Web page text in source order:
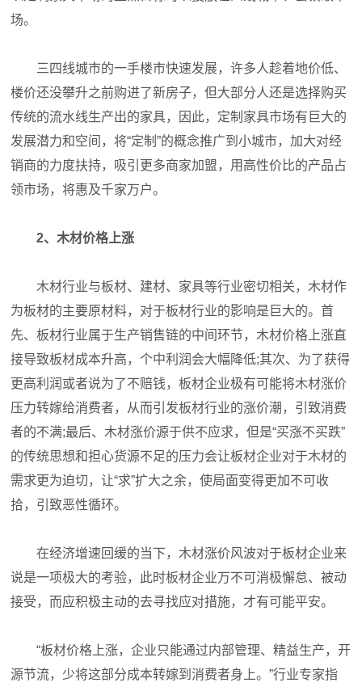
场。
三四线城市的一手楼市快速发展，许多人趁着地价低、
楼价还没攀升之前购进了新房子，但大部分人还是选择购买
传统的流水线生产出的家具，因此，定制家具市场有巨大的
发展潜力和空间，将“定制”的概念推广到小城市，加大对经
销商的力度扶持，吸引更多商家加盟，用高性价比的产品占
领市场，将惠及千家万户。
2、木材价格上涨
木材行业与板材、建材、家具等行业密切相关，木材作
为板材的主要原材料，对于板材行业的影响是巨大的。首
先、板材行业属于生产销售链的中间环节，木材价格上涨直
接导致板材成本升高，个中利润会大幅降低;其次、为了获得
更高利润或者说为了不赔钱，板材企业极有可能将木材涨价
压力转嫁给消费者，从而引发板材行业的涨价潮，引致消费
者的不满;最后、木材涨价源于供不应求，但是“买涨不买跌”
的传统思想和担心货源不足的压力会让板材企业对于木材的
需求更为迫切，让“求”扩大之余，使局面变得更加不可收
拾，引致恶性循环。
在经济增速回缓的当下，木材涨价风波对于板材企业来
说是一项极大的考验，此时板材企业万不可消极懈怠、被动
接受，而应积极主动的去寻找应对措施，才有可能平安。
“板材价格上涨，企业只能通过内部管理、精益生产，开
源节流，少将这部分成本转嫁到消费者身上。”行业专家指